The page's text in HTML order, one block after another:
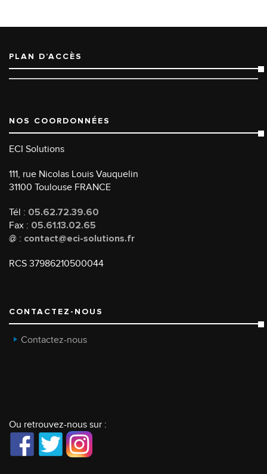
PLAN D’ACCÈS
NOS COORDONNÉES
ECI Solutions
111, rue Nicolas Louis Vauquelin
31100 Toulouse FRANCE
Tél : 05.62.72.39.60
Fax : 05.61.13.02.65
@ : contact@eci-solutions.fr
RCS 37986210500044
CONTACTEZ-NOUS
Contactez-nous
Ou retrouvez-nous sur :